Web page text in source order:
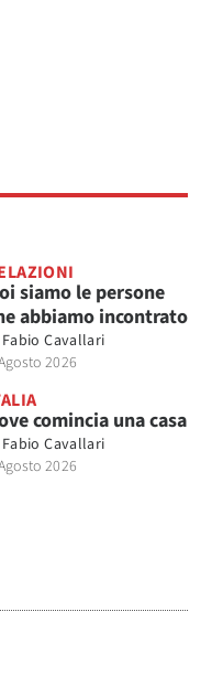
siamo le persone
abbiamo incontrato
Fabio Cavallari
2026
comincia una casa
Fabio Cavallari
2026